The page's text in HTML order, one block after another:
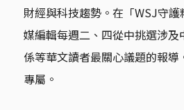
財經與科技趨勢。在「WSJ守
媒編輯每週二、四從中挑選涉及
係等華文讀者最關心議題的報導
專屬。